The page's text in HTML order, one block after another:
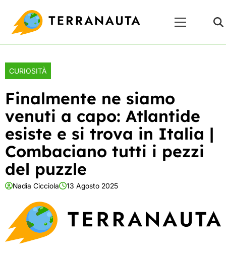
content
Principale
CURIOSITÀ
Finalmente ne siamo
venuti a capo: Atlantide
esiste e si trova in Italia |
Combaciano tutti i pezzi
del puzzle
Nadia Cicciola 13 Agosto 2025